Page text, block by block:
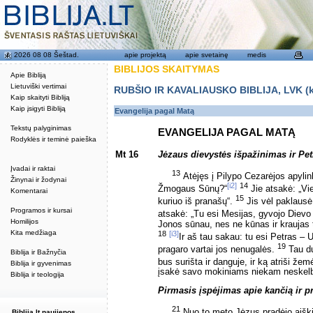
Apie Bibliją
Lietuviški vertimai
Kaip skaityti Bibliją
Kaip įsigyti Bibliją
Tekstų palyginimas
Rodyklės ir teminė paieška
Įvadai ir raktai
Žinynai ir žodynai
Komentarai
Programos ir kursai
Homilijos
Kita medžiaga
Biblija ir Bažnyčia
Biblija ir gyvenimas
Biblija ir teologija
2026 08 08 Šeštad. apie projektą apie svetainę medis
BIBLIJOS SKAITYMAS
RUBŠIO IR KAVALIAUSKO BIBLIJA,
Evangelija pagal Matą
EVANGELIJA PAGAL MATĄ
Mt 16 Jėzaus dievystės išpažinimas ir
13 Atėjęs į Pilypo Cezarėjos
Žmogaus Sūnų?“[i2] 14 Jie atsakė:
kuriuo iš pranašų“. 15 Jis vėl
atsakė: „Tu esi Mesijas, gyvojo
Jonos sūnau, nes ne kūnas ir
18 [i3] Ir aš tau sakau: tu esi Petras –
pragaro vartai jos nenugalės. 19 Tau
bus surišta ir danguje, ir ką atriši
įsakė savo mokiniams niekam
Pirmasis įspėjimas apie kančią ir
21